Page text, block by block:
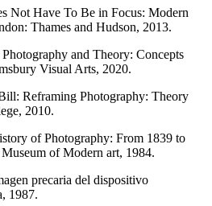
Not Have To Be in Focus: Modern
Thames and Hudson, 2013.
and Theory: Concepts
Visual Arts, 2020.
Reframing Photography: Theory
2010.
of Photography: From 1839 to
of Modern art, 1984.
precaria del dispositivo
1987.